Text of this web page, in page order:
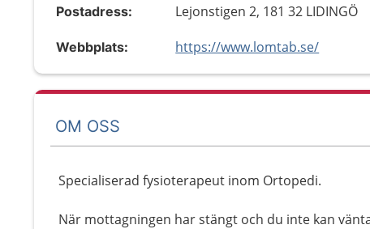
Postadress: Lejonstigen 2, 181 32 LIDINGÖ
Webbplats: https://www.lomtab.se/
OM OSS
Specialiserad fysioterapeut inom Ortopedi.
När mottagningen har stängt och du inte kan